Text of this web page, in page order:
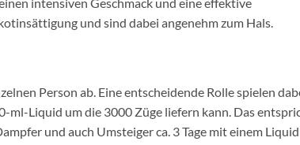
intensiven Geschmack und eine effektive
und sind dabei angenehm zum Hals.
Person ab. Eine entscheidende Rolle spielen
ml-Liquid um die 3000 Züge liefern kann. Das
und auch Umsteiger ca. 3 Tage mit einem Liquid